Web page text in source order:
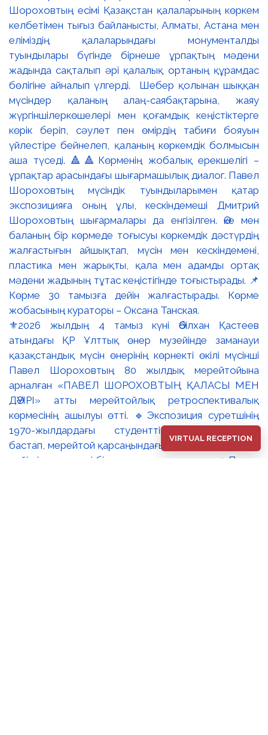
⚜️2026 жылдың 4 тамыз күні Әбілхан Қастеев
атындағы ҚР Ұлттық өнер музейінде заманауи
қазақстандық мүсін өнерінің көрнекті өкілі мүсінші
Павел Шороховтың 80 жылдық мерейтойына
арналған «ПАВЕЛ ШОРОХОВТЫҢ ҚАЛАСЫ МЕН
ДӘУІРІ» атты мерейтойлық ретроспективалық
көрмесінің ашылуы өтті. 🔹Экспозиция суретшінің
1970-жылдардағы студенттік туындыларынан
бастап, мерейтой қарсаңындағы соңғы еңбектеріне
дейінгі әр кезеңді бір арнаға тоғыстырады. 🔸Павел
VIRTUAL RECEPTION